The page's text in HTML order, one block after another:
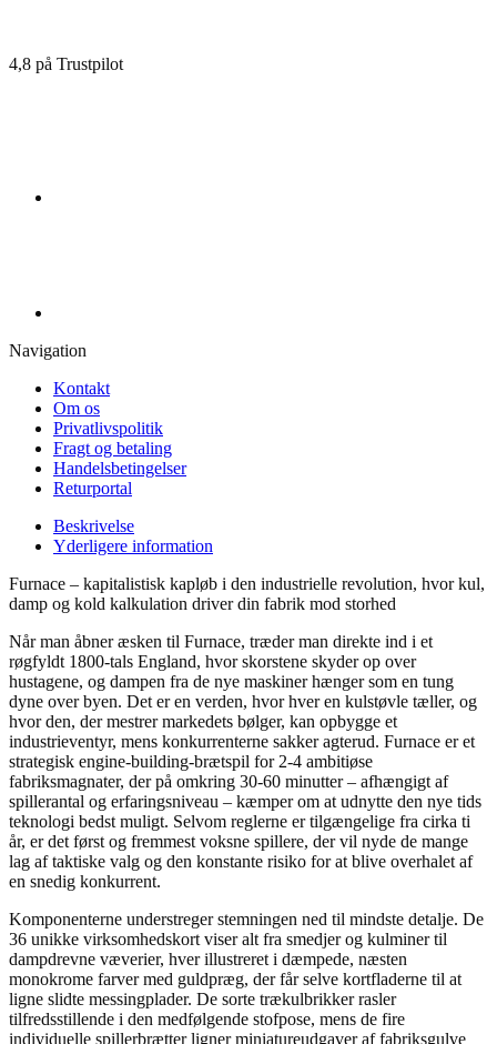
4,8 på Trustpilot
Navigation
Kontakt
Om os
Privatlivspolitik
Fragt og betaling
Handelsbetingelser
Returportal
Beskrivelse
Yderligere information
Furnace – kapitalistisk kapløb i den industrielle revolution, hvor kul,
damp og kold kalkulation driver din fabrik mod storhed
Når man åbner æsken til Furnace, træder man direkte ind i et
røgfyldt 1800-tals England, hvor skorstene skyder op over
hustagene, og dampen fra de nye maskiner hænger som en tung
dyne over byen. Det er en verden, hvor hver en kulstøvle tæller, og
hvor den, der mestrer markedets bølger, kan opbygge et
industrieventyr, mens konkurrenterne sakker agterud. Furnace er et
strategisk engine-building-brætspil for 2-4 ambitiøse
fabriksmagnater, der på omkring 30-60 minutter – afhængigt af
spillerantal og erfaringsniveau – kæmper om at udnytte den nye tids
teknologi bedst muligt. Selvom reglerne er tilgængelige fra cirka ti
år, er det først og fremmest voksne spillere, der vil nyde de mange
lag af taktiske valg og den konstante risiko for at blive overhalet af
en snedig konkurrent.
Komponenterne understreger stemningen ned til mindste detalje. De
36 unikke virksomhedskort viser alt fra smedjer og kulminer til
dampdrevne væverier, hver illustreret i dæmpede, næsten
monokrome farver med guldpræg, der får selve kortfladerne til at
ligne slidte messingplader. De sorte trækulbrikker rasler
tilfredsstillende i den medfølgende stofpose, mens de fire
individuelle spillerbrætter ligner miniatureudgaver af fabriksgulve